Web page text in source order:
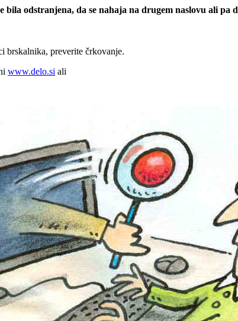
odstranjena, da se nahaja na drugem naslovu ali pa
brskalnika, preverite črkovanje.
www.delo.si ali